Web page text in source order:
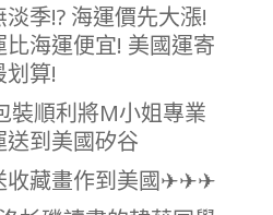
季!? 海運價先大漲!
海運便宜! 美國運寄
算!
裝順利將M小姐專業
送到美國矽谷
收藏畫作到美國✈✈✈